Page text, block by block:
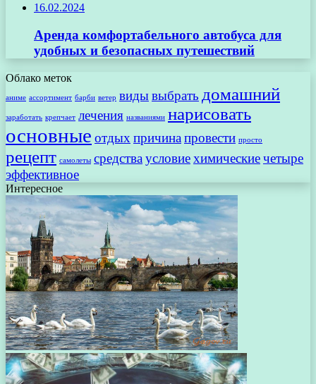
16.02.2024
Аренда комфортабельного автобуса для
удобных и безопасных путешествий
Облако меток
аниме ассортимент барби ветер видывыбрать домашний
заработать крепчает лечения названиями нарисовать
основные отдых причина провести просто
рецепт самолеты средства условиехимическиечетыре
эффективное
Интересное